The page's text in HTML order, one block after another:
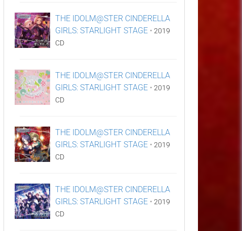
THE IDOLM@STER CINDERELLA
GIRLS: STARLIGHT STAGE • 2019
CD
THE IDOLM@STER CINDERELLA
GIRLS: STARLIGHT STAGE • 2019
CD
THE IDOLM@STER CINDERELLA
GIRLS: STARLIGHT STAGE • 2019
CD
THE IDOLM@STER CINDERELLA
GIRLS: STARLIGHT STAGE • 2019
CD